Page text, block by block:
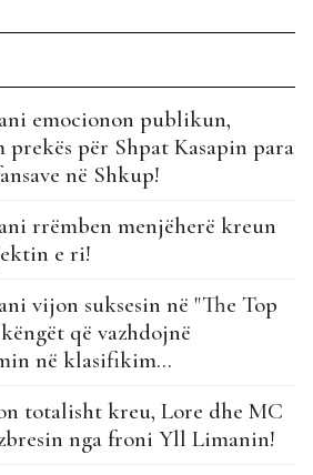
emocionon publikun,
prekës për Shpat Kasapin para
në Shkup!
rrëmben menjëherë kreun
e ri!
vijon suksesin në "The Top
që vazhdojnë
në klasifikim...
totalisht kreu, Lore dhe MC
nga froni Yll Limanin!